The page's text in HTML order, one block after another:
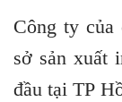
Công ty
sở sản xuất
đầu tại TP